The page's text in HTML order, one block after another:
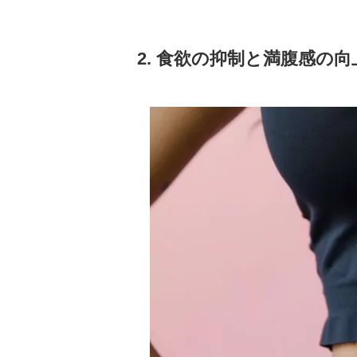
2. 食欲の抑制と満腹感の向